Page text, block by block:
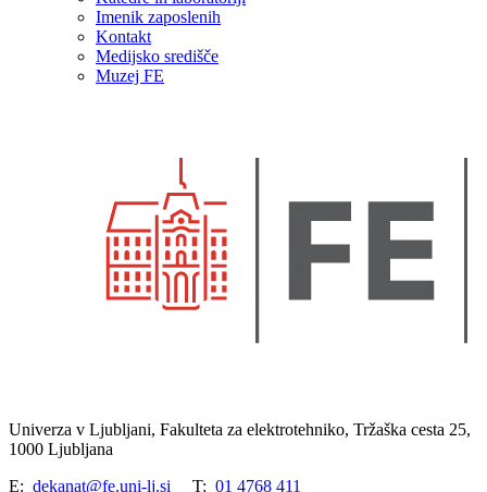
Imenik zaposlenih
Kontakt
Medijsko središče
Muzej FE
Univerza v Ljubljani, Fakulteta za elektrotehniko, Tržaška cesta 25,
1000 Ljubljana
E: dekanat@fe.uni-lj.si T: 01 4768 411